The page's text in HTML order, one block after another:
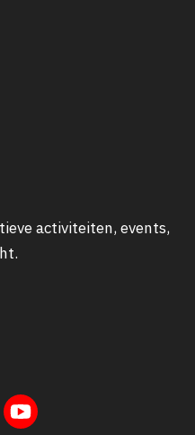
activiteiten, events,